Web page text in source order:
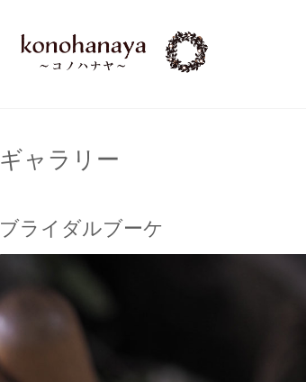
ギャラリー
ブライダルブーケ